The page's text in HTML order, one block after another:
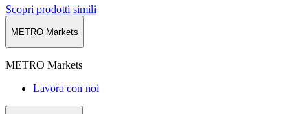
Scopri prodotti simili
METRO Markets
METRO Markets
Lavora con noi